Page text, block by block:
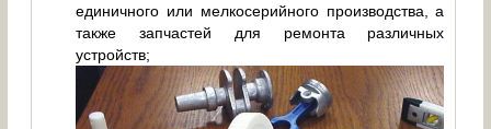
единичного или мелкосерийного производства, а
также запчастей для ремонта различных
устройств;